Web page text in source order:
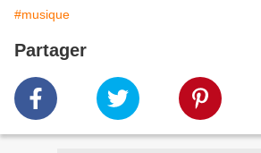
#musique
Partager